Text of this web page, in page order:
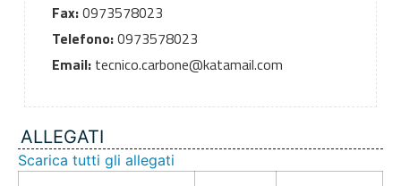
Fax:0973578023
Telefono:0973578023
Email:tecnico.carbone@katamail.com
ALLEGATI
Scarica tutti gli allegati